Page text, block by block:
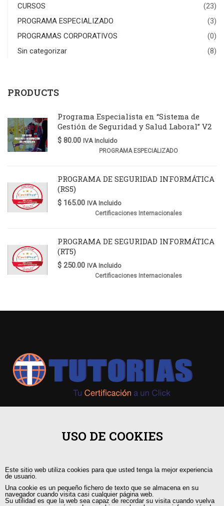
CURSOS
(23)
PROGRAMA ESPECIALIZADO
(3)
PROGRAMAS CORPORATIVOS
(0)
Sin categorizar
(8)
PRODUCTS
Programa Especialista en “Sistema de
Gestión de Seguridad y Salud Laboral” V2
$ 80.00 IVA Incluido
PROGRAMA ESPECIALIZADO
PROGRAMA DE SEGURIDAD INFORMÁTICA
(RS5)
$ 165.00 IVA Incluido
Certificaciones Internacionales
PROGRAMA DE SEGURIDAD INFORMÁTICA
(RT5)
$ 250.00 IVA Incluido
Certificaciones Internacionales
capacitacion@tutorias.ec
USO DE COOKIES
Este sitio web utiliza cookies para que usted tenga la mejor experiencia
de usuario.
Una cookie es un pequeño fichero de texto que se almacena en su
navegador cuando visita casi cualquier página web.
Su utilidad es que la web sea capaz de recordar su visita cuando vuelva